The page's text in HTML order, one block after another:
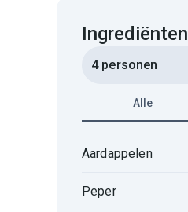
Ingrediënten
4 personen
Alle
Aardappelen
Peper